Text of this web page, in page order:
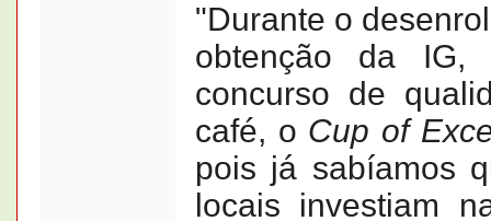
"Durante o
obtenção da IG,
concurso de
café, o Cup of
pois já sabíamos
locais investiam